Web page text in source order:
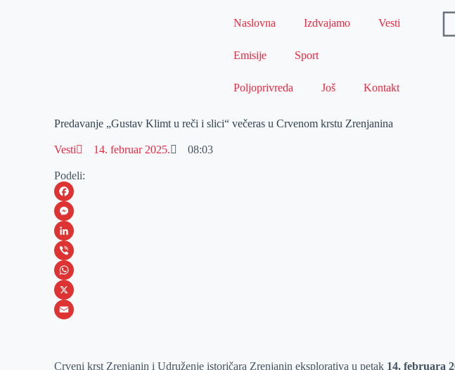
Naslovna Izdvajamo Vesti
Emisije Sport
Poljoprivreda Još Kontakt
Predavanje „Gustav Klimt u reči i slici“ večeras u Crvenom krstu Zrenjanina
Vesti 14. februar 2025. 08:03
Podeli:
F
a
c
e
b
o
M
e
s
s
e
L
i
n
k
V
i
b
W
h
X
Crveni krst Zrenjanin i Udruženje istoričara Zrenjanin eksplorativa u petak 14. februara